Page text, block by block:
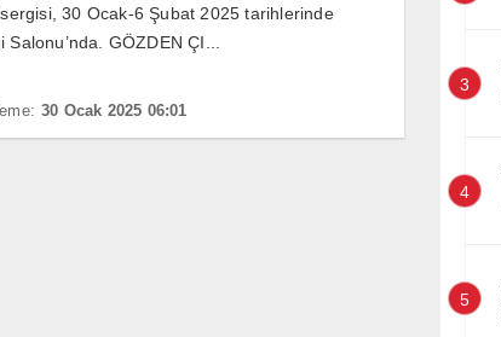
sergisi, 30 Ocak-6 Şubat 2025 tarihlerinde
GÖZDEN ÇI...
30 Ocak 2025 06:01
3
4
5